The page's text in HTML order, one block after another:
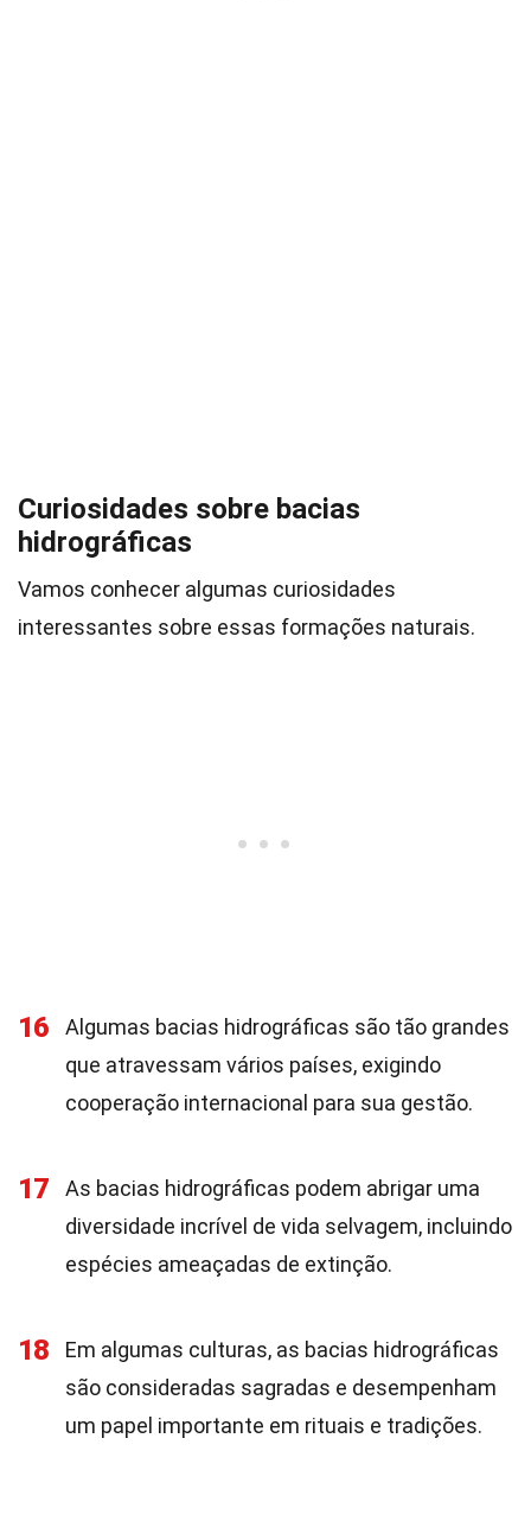
Curiosidades sobre bacias
hidrográficas
Vamos conhecer algumas curiosidades
interessantes sobre essas formações naturais.
16
Algumas bacias hidrográficas são tão grandes
que atravessam vários países, exigindo
cooperação internacional para sua gestão.
17
As bacias hidrográficas podem abrigar uma
diversidade incrível de vida selvagem, incluindo
espécies ameaçadas de extinção.
18
Em algumas culturas, as bacias hidrográficas
são consideradas sagradas e desempenham
um papel importante em rituais e tradições.